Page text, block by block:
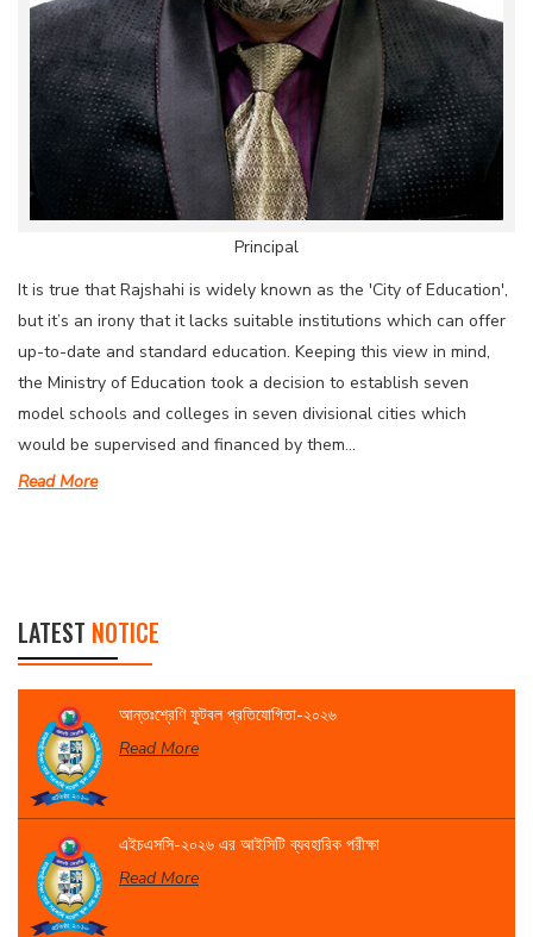
Principal
It is true that Rajshahi is widely known as the 'City of Education',
but it’s an irony that it lacks suitable institutions which can offer
up-to-date and standard education. Keeping this view in mind,
the Ministry of Education took a decision to establish seven
model schools and colleges in seven divisional cities which
would be supervised and financed by them...
Read More
LATEST NOTICE
আন্তঃশ্রেণি ফুটবল প্রতিযোগিতা-২০২৬
Read More
এইচএসসি-২০২৬ এর আইসিটি ব্যবহারিক পরীক্ষা
Read More